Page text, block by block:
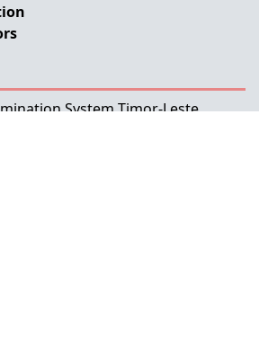
System Timor-Leste